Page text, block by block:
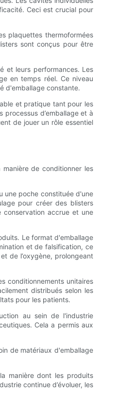
Ceci est crucial pour
plaquettes thermoformées
sont conçus pour être
et leurs performances. Les
en temps réel. Ce niveau
d'emballage constante.
et pratique tant pour les
d’emballage et à
de jouer un rôle essentiel
manière de conditionner les
une poche constituée d'une
pour créer des blisters
conservation accrue et une
Le format d'emballage
et de falsification, ce
de l’oxygène, prolongeant
conditionnements unitaires
distribués selon les
pour les patients.
au sein de l'industrie
Cela a permis aux
de matériaux d'emballage
manière dont les produits
continue d’évoluer, les